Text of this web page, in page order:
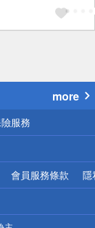
more
服務
會員服務條款 隱